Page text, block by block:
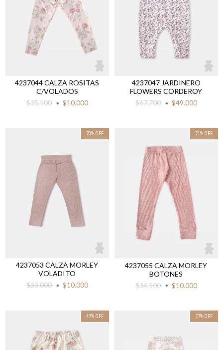
4237044 CALZA ROSITAS
C/VOLADOS
$35.900
$10.000
4237047 JARDINERO
FLOWERS CORDEROY
$67.700
$49.000
70% OFF
4237053 CALZA MORLEY
VOLADITO
$33.000
$10.000
71 % OFF
4237055 CALZA MORLEY
BOTONES
$34.500
$10.000
47% OFF 77% OFF